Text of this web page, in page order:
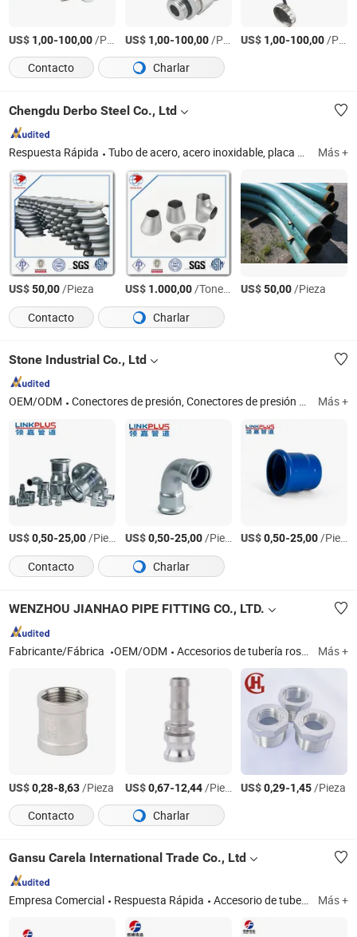
US$ 1,00-100,00/Pieza US$ 1,00-100,00/Pieza US$ 1,00-100,00/Pieza
Contacto
Charlar
Chengdu Derbo Steel Co., Ltd
Respuesta Rápida Tubo de acero, acero inoxidable, placa de acero, accesorio, brida Más +
US$50,00/Pieza US$ 1.000,00/Tonelada US$50,00/Pieza
Contacto
Charlar
Stone Industrial Co., Ltd
OEM/ODM Conectores de presión, Conectores de presión y tuberías, Conectores de presión de acero al carbono con recubrimiento de zinc, Conectores de presión de acero inoxidable, Conectores de presión de acero al carbono epóxico Kpress, Conectores de presión de acero al carbono Superdyma Kpress, Conectores de presión de acero al carbono con recubrimiento de zinc Kpress, Ipress-304/316L Conectores de presión de acero inoxidable Más +
US$0,50-25,00/Pieza US$0,50-25,00/Pieza US$0,50-25,00/Pieza
Contacto
Charlar
WENZHOU JIANHAO PIPE FITTING CO., LTD.
Fabricante/Fábrica OEM/ODM Accesorios de tubería roscados de acero inoxidable, accesorios no estándar, brida de acero inoxidable Más +
US$0,28-8,63/Pieza US$0,67-12,44/Pieza US$0,29-1,45/Pieza
Contacto
Charlar
Gansu Carela International Trade Co., Ltd
Empresa Comercial Respuesta Rápida Accesorio de tubería de hierro maleable, válvula de bola motorizada, accesorio de tubería ranurada, accesorios de tubería galvanizada, válvula solenoide, accesorios de tubería de acero inoxidable, accesorio de hierro fundido, accesorios de tubería de acero, accesorio de tubería de hierro maleable galvanizado, sistema de tuberías Más +